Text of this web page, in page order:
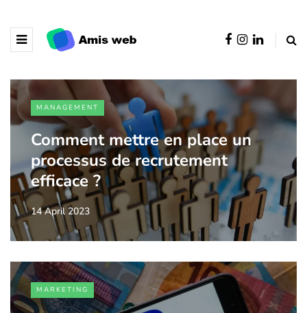
MANAGEMENT
Comment mettre en place un
processus de recrutement
efficace ?
14 April 2023
MARKETING